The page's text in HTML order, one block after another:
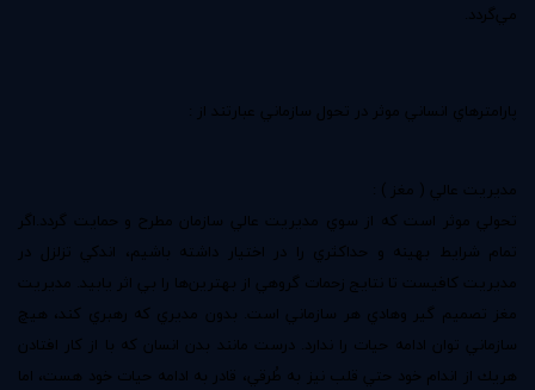
مي‌گردد.
پارامترهاي انساني موثر در تحول سازماني عبارتند از :
مديريت عالي ( مغز ) :
تحولي موثر است كه از سوي مديريت عالي سازمان مطرح و حمايت گردد.اگر
تمام شرايط بهينه و حداكثري را در اختيار داشته باشيم‌، اندكي تزلزل در
مديريت كافيست تا نتايج زحمات گروهي از بهترين‌ها را بي اثر يابيد. مديريت
مغز تصميم گير و‌هادي هر سازماني است‌. بدون مديري كه رهبري كند‌، هيچ
سازماني توان ادامه حيات را ندارد. درست مانند بدن انسان كه با از كار افتادن
هريك از اندام خود حتي قلب نيز به طُرقي‌، قادر به ادامه حيات خود هست‌، اما